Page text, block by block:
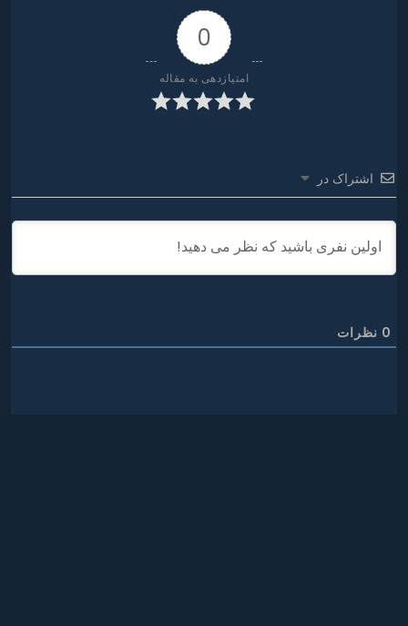
0
امتیازدهی به مقاله
اشتراک در
0 نظرات